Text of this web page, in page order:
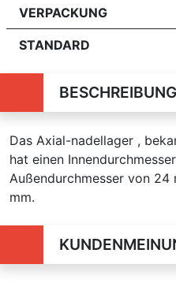
VERPACKUNG
STANDARD
BESCHREIBUNG
Das Axial-nadellager ,
hat einen
Außendurchmesser von
mm.